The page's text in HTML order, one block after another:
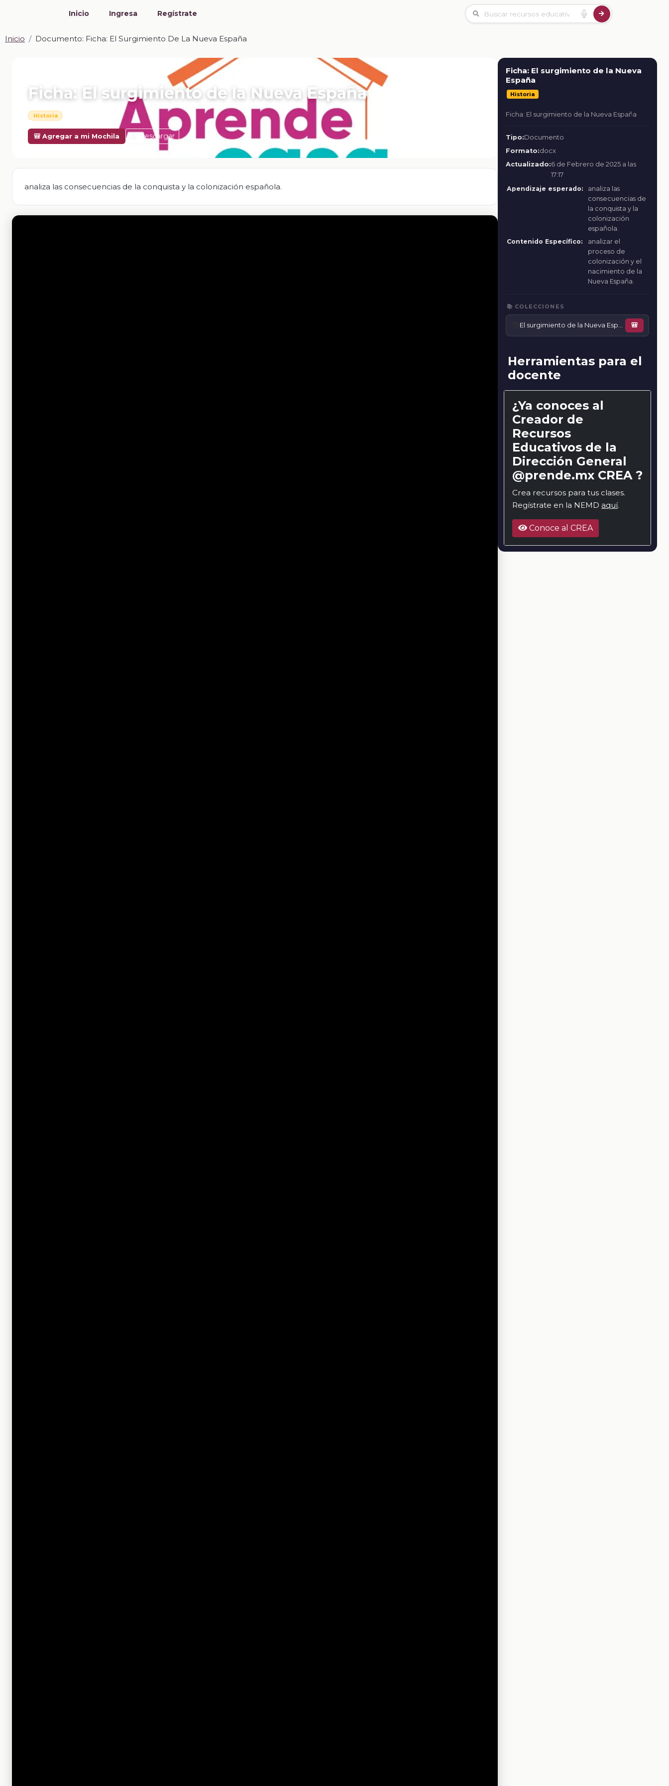
Inicio Ingresa Regístrate
Inicio Documento: Ficha: El Surgimiento De La Nueva España
Ficha: El surgimiento de la Nueva España
Historia
🎒 Agregar a mi Mochila Descargar
analiza las consecuencias de la conquista y la colonización española.
Ficha: El surgimiento de la Nueva
España
Historia
Ficha: El surgimiento de la Nueva España
Tipo:Documento
Formato:docx
Actualizado:6 de Febrero de 2025 a las
17:17
Apendizaje esperado:
analiza las
consecuencias de
la conquista y la
colonización
española.
Contenido Específico:
analizar el
proceso de
colonización y el
nacimiento de la
Nueva España.
📚 COLECCIONES
El surgimiento de la Nueva España 🎒
Herramientas para el
docente
¿Ya conoces al
Creador de
Recursos
Educativos de la
Dirección General
@prende.mx CREA ?
Crea recursos para tus clases.
Regístrate en la NEMD aquí.
Conoce al CREA